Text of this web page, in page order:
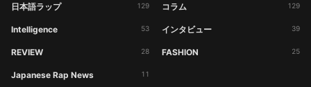
日本語ラップ 129 コラム 129
Intelligence 53 インタビュー 39
REVIEW 28 FASHION 25
Japanese Rap News 11